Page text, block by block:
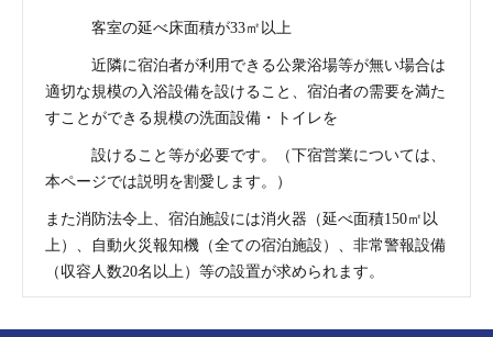
客室の延べ床面積が33㎡以上
近隣に宿泊者が利用できる公衆浴場等が無い場合は
適切な規模の入浴設備を設けること、宿泊者の需要を満た
すことができる規模の洗面設備・トイレを
設けること等が必要です。（下宿営業については、
本ページでは説明を割愛します。）
また消防法令上、宿泊施設には消火器（延べ面積150㎡以
上）、自動火災報知機（全ての宿泊施設）、非常警報設備
（収容人数20名以上）等の設置が求められます。